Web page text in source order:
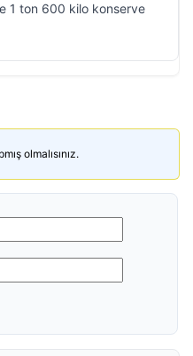
1 ton 600 kilo konserve
olmalısınız.